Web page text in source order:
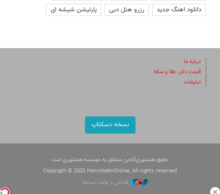
دانلود اهنگ جدید
رزرو هتل دبی پارتیشن شیشه ای
درباره ما
قیمت دلار، طلا و سکه
تبلیغات
نسخه دسکتاپ
حقوق همشهری‌آنلاین متعلق به موسسه همشهری است
Copyright © 2020 HamshahriOnline, All rights reserved
طراحی و تولید: نستوه